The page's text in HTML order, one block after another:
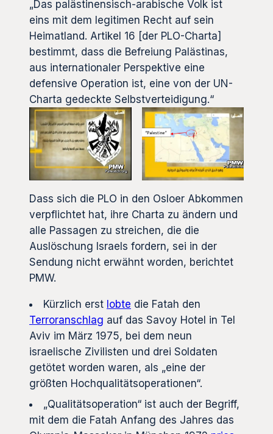
„Das palästinensisch-arabische Volk ist
eins mit dem legitimen Recht auf sein
Heimatland. Artikel 16 [der PLO-Charta]
bestimmt, dass die Befreiung Palästinas,
aus internationaler Perspektive eine
defensive Operation ist, eine von der UN-
Charta gedeckte Selbstverteidigung.“
Dass sich die PLO in den Osloer Abkommen
verpflichtet hat, ihre Charta zu ändern und
alle Passagen zu streichen, die die
Auslöschung Israels fordern, sei in der
Sendung nicht erwähnt worden, berichtet
PMW.
Kürzlich erst lobte die Fatah den
Terroranschlag auf das Savoy Hotel in Tel
Aviv im März 1975, bei dem neun
israelische Zivilisten und drei Soldaten
getötet worden waren, als „eine der
größten Hochqualitätsoperationen“.
„Qualitätsoperation“ ist auch der Begriff,
mit dem die Fatah Anfang des Jahres das